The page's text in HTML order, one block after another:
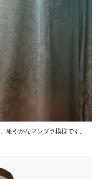
細やかなマンダラ模様です。